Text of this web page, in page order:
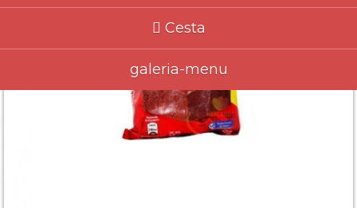
Cesta
galeria-menu